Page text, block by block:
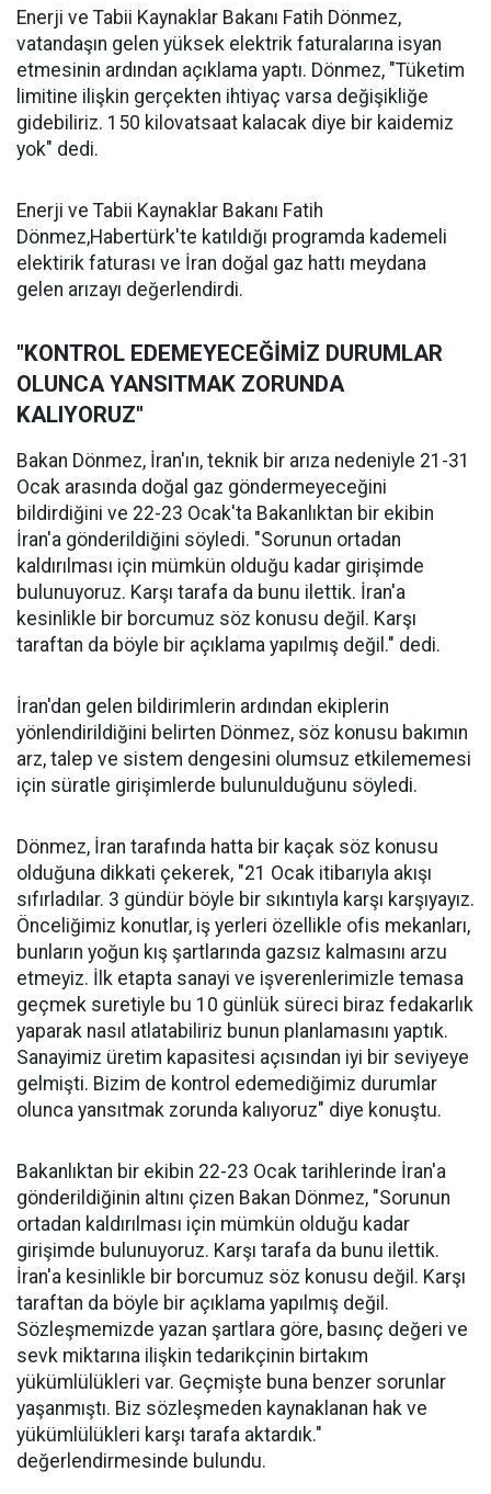
Enerji ve Tabii Kaynaklar Bakanı Fatih Dönmez,
vatandaşın gelen yüksek elektrik faturalarına isyan
etmesinin ardından açıklama yaptı. Dönmez, "Tüketim
limitine ilişkin gerçekten ihtiyaç varsa değişikliğe
gidebiliriz. 150 kilovatsaat kalacak diye bir kaidemiz
yok" dedi.
Enerji ve Tabii Kaynaklar Bakanı Fatih
Dönmez,Habertürk'te katıldığı programda kademeli
elektirik faturası ve İran doğal gaz hattı meydana
gelen arızayı değerlendirdi.
"KONTROL EDEMEYECEĞİMİZ DURUMLAR
OLUNCA YANSITMAK ZORUNDA
KALIYORUZ"
Bakan Dönmez, İran'ın, teknik bir arıza nedeniyle 21-31
Ocak arasında doğal gaz göndermeyeceğini
bildirdiğini ve 22-23 Ocak'ta Bakanlıktan bir ekibin
İran'a gönderildiğini söyledi. "Sorunun ortadan
kaldırılması için mümkün olduğu kadar girişimde
bulunuyoruz. Karşı tarafa da bunu ilettik. İran'a
kesinlikle bir borcumuz söz konusu değil. Karşı
taraftan da böyle bir açıklama yapılmış değil." dedi.
İran'dan gelen bildirimlerin ardından ekiplerin
yönlendirildiğini belirten Dönmez, söz konusu bakımın
arz, talep ve sistem dengesini olumsuz etkilememesi
için süratle girişimlerde bulunulduğunu söyledi.
Dönmez, İran tarafında hatta bir kaçak söz konusu
olduğuna dikkati çekerek, "21 Ocak itibarıyla akışı
sıfırladılar. 3 gündür böyle bir sıkıntıyla karşı karşıyayız.
Önceliğimiz konutlar, iş yerleri özellikle ofis mekanları,
bunların yoğun kış şartlarında gazsız kalmasını arzu
etmeyiz. İlk etapta sanayi ve işverenlerimizle temasa
geçmek suretiyle bu 10 günlük süreci biraz fedakarlık
yaparak nasıl atlatabiliriz bunun planlamasını yaptık.
Sanayimiz üretim kapasitesi açısından iyi bir seviyeye
gelmişti. Bizim de kontrol edemediğimiz durumlar
olunca yansıtmak zorunda kalıyoruz" diye konuştu.
Bakanlıktan bir ekibin 22-23 Ocak tarihlerinde İran'a
gönderildiğinin altını çizen Bakan Dönmez, "Sorunun
ortadan kaldırılması için mümkün olduğu kadar
girişimde bulunuyoruz. Karşı tarafa da bunu ilettik.
İran'a kesinlikle bir borcumuz söz konusu değil. Karşı
taraftan da böyle bir açıklama yapılmış değil.
Sözleşmemizde yazan şartlara göre, basınç değeri ve
sevk miktarına ilişkin tedarikçinin birtakım
yükümlülükleri var. Geçmişte buna benzer sorunlar
yaşanmıştı. Biz sözleşmeden kaynaklanan hak ve
yükümlülükleri karşı tarafa aktardık."
değerlendirmesinde bulundu.